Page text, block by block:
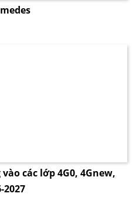
các lớp 4G0, 4Gnew,
2027